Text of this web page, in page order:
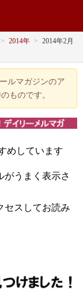
> 2014年 > 2014年2月
ルマガジンのア
ものです。
めしています
がうまく表示さ
セスしてお読み